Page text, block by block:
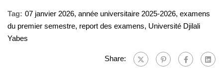
Tag: 07 janvier 2026, année universitaire 2025-2026, examens
du premier semestre, report des examens, Université Djilali
Yabes
Share: